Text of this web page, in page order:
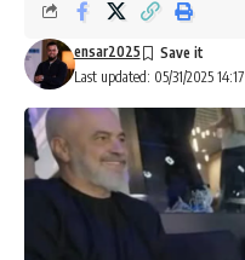
Last updated: 05/31/2025 14:17
ensar2025